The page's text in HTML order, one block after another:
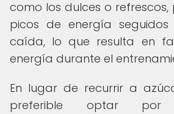
como los dulces o
picos de energía
caída, lo que resulta en
energía durante el
En lugar de recurrir a
preferible optar